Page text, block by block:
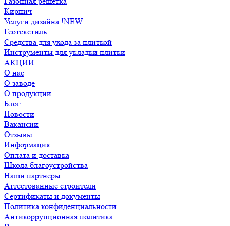
Кирпич
Услуги дизайна !NEW
Геотекстиль
Средства для ухода за плиткой
Инструменты для укладки плитки
АКЦИИ
О нас
О заводе
О продукции
Блог
Новости
Вакансии
Отзывы
Информация
Оплата и доставка
Школа благоустройства
Наши партнёры
Аттестованные строители
Сертификаты и документы
Политика конфиденциальности
Антикоррупционная политика